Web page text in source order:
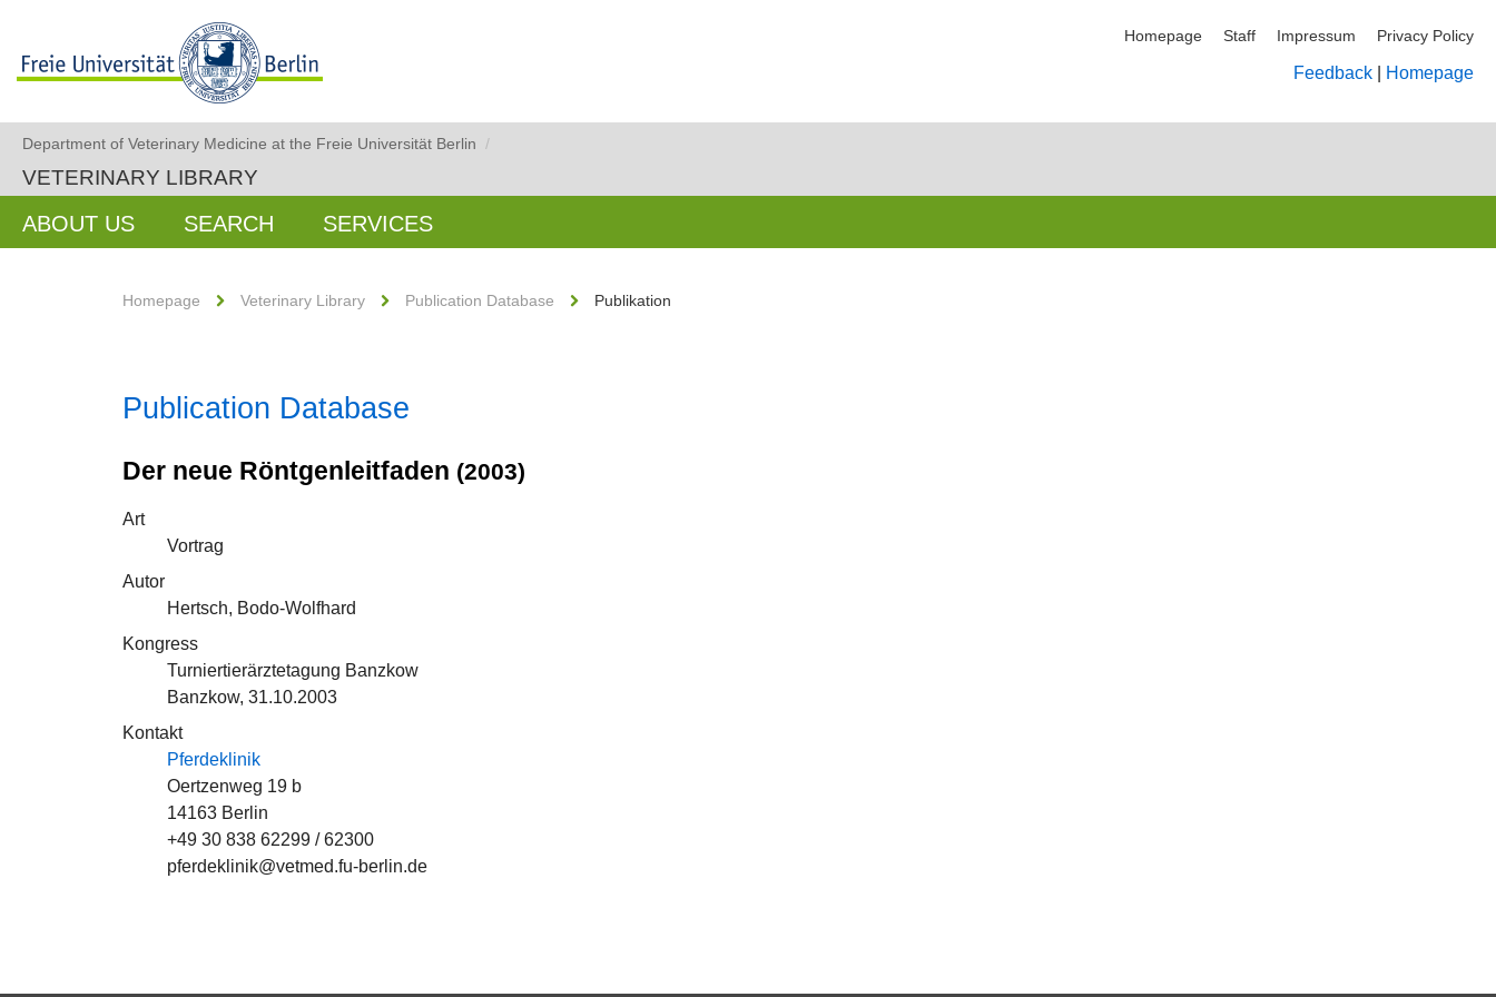
Homepage Staff Impressum Privacy Policy
Feedback Homepage
Department of Veterinary Medicine at the Freie Universität Berlin /
VETERINARY LIBRARY
ABOUT US SEARCH SERVICES
Homepage Veterinary Library Publication Database Publikation
Publication Database
Der neue Röntgenleitfaden (2003)
Art
Vortrag
Autor
Hertsch, Bodo-Wolfhard
Kongress
Turniertierärztetagung Banzkow
Banzkow, 31.10.2003
Kontakt
Pferdeklinik
Oertzenweg 19 b
14163 Berlin
+49 30 838 62299 / 62300
pferdeklinik@vetmed.fu-berlin.de